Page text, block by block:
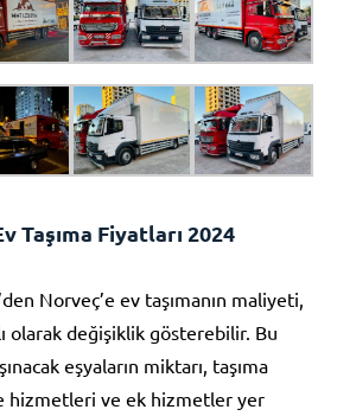
Taşıma Fiyatları 2024
Norveç’e ev taşımanın maliyeti,
olarak değişiklik gösterebilir. Bu
eşyaların miktarı, taşıma
hizmetleri ve ek hizmetler yer